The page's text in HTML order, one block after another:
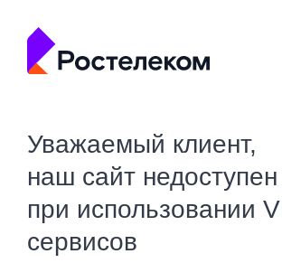
Уважаемый клиент,
наш сайт недоступен
при использовании
сервисов